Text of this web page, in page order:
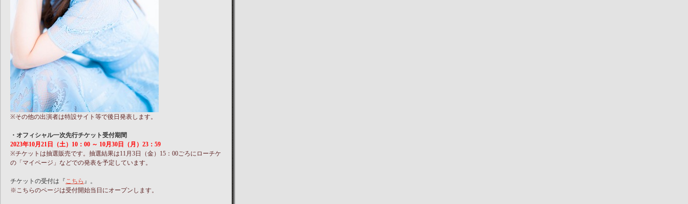
※その他の出演者は特設サイト等で後日発表します。
・オフィシャル一次先行チケット受付期間
2023年10月21日（土）10：00 ～ 10月30日（月）23：59
※チケットは抽選販売です。抽選結果は11月3日（金）15：00ごろにローチケ
の「マイページ」などでの発表を予定しています。
チケットの受付は『こちら 』。
※こちらのページは受付開始当日にオープンします。